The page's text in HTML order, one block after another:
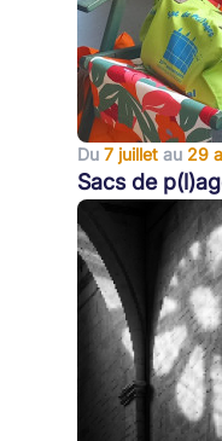
Du 7 juillet au 29
Sacs de